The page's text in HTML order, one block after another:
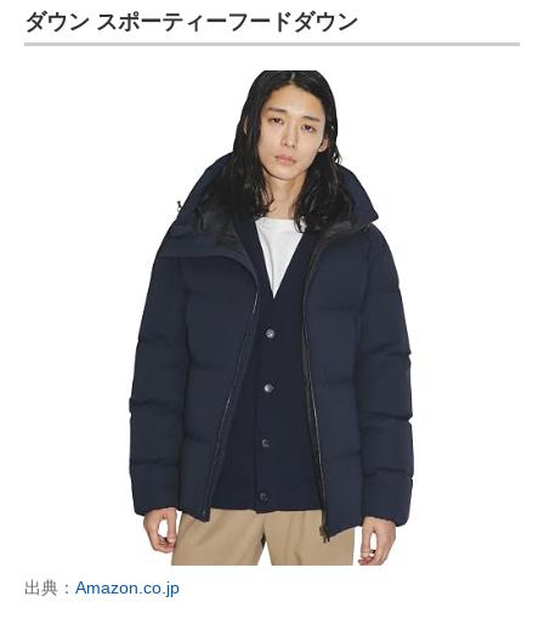
ダウン スポーティーフードダウン
出典： Amazon.co.jp